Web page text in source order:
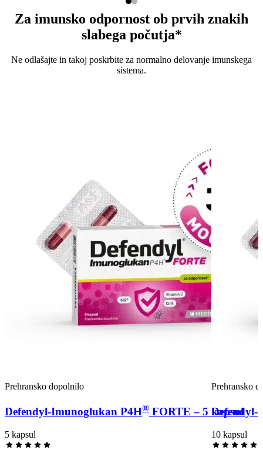
Za imunsko odpornost ob prvih znakih
slabega počutja*
Ne odlašajte in takoj poskrbite za normalno delovanje imunskega
sistema.
Prehransko dopolnilo
Defendyl-Imunoglukan P4H® FORTE – 5 kapsul
5 kapsul
Prehransko
Defendyl-
10 kapsul